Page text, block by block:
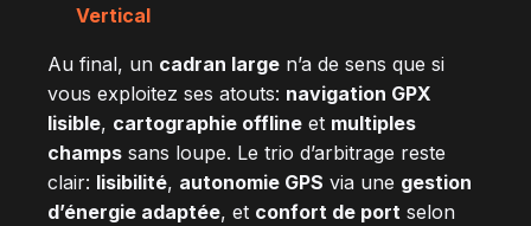
Vertical
Au final, un cadran large n’a de sens que si
vous exploitez ses atouts: navigation GPX
lisible, cartographie offline et multiples
champs sans loupe. Le trio d’arbitrage reste
clair: lisibilité, autonomie GPS via une gestion
d’énergie adaptée, et confort de port selon